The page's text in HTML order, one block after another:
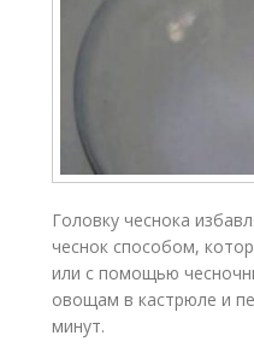
Головку чеснока
чеснок способом,
или с помощью
овощам в кастрюле и
минут.